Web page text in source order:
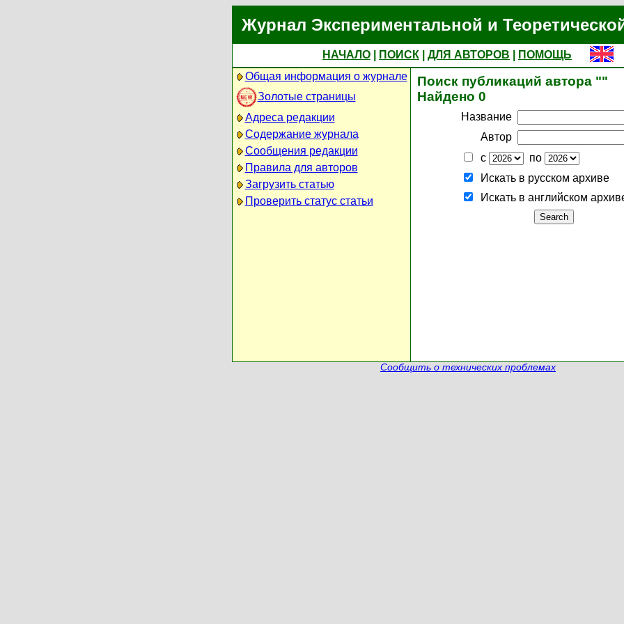
Журнал Экспериментальной и
НАЧАЛО ПОИСК ДЛЯ АВТОРОВ
ПОМОЩЬ
Общая информация о журнале
Золотые страницы
Адреса редакции
Содержание журнала
Сообщения редакции
Правила для авторов
Загрузить статью
Проверить статус статьи
Поиск публикаций автора ""
Найдено 0
Название
Автор
с
по
Искать в русском архиве
Искать в английском
Сообщить о технических проблемах